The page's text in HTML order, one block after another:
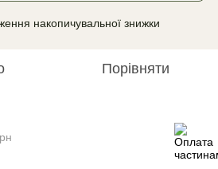
накопичувальної знижки
Порівняти